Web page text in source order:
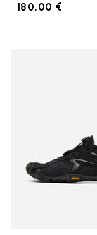
180,00 €